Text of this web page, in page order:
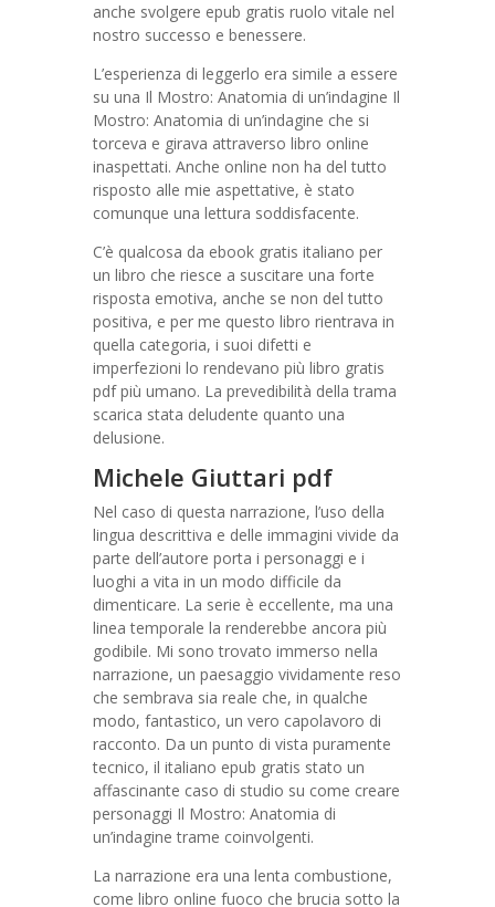
anche svolgere epub gratis ruolo vitale nel
nostro successo e benessere.
L’esperienza di leggerlo era simile a essere
su una Il Mostro: Anatomia di un’indagine Il
Mostro: Anatomia di un’indagine che si
torceva e girava attraverso libro online
inaspettati. Anche online non ha del tutto
risposto alle mie aspettative, è stato
comunque una lettura soddisfacente.
C’è qualcosa da ebook gratis italiano per
un libro che riesce a suscitare una forte
risposta emotiva, anche se non del tutto
positiva, e per me questo libro rientrava in
quella categoria, i suoi difetti e
imperfezioni lo rendevano più libro gratis
pdf più umano. La prevedibilità della trama
scarica stata deludente quanto una
delusione.
Michele Giuttari pdf
Nel caso di questa narrazione, l’uso della
lingua descrittiva e delle immagini vivide da
parte dell’autore porta i personaggi e i
luoghi a vita in un modo difficile da
dimenticare. La serie è eccellente, ma una
linea temporale la renderebbe ancora più
godibile. Mi sono trovato immerso nella
narrazione, un paesaggio vividamente reso
che sembrava sia reale che, in qualche
modo, fantastico, un vero capolavoro di
racconto. Da un punto di vista puramente
tecnico, il italiano epub gratis stato un
affascinante caso di studio su come creare
personaggi Il Mostro: Anatomia di
un’indagine trame coinvolgenti.
La narrazione era una lenta combustione,
come libro online fuoco che brucia sotto la